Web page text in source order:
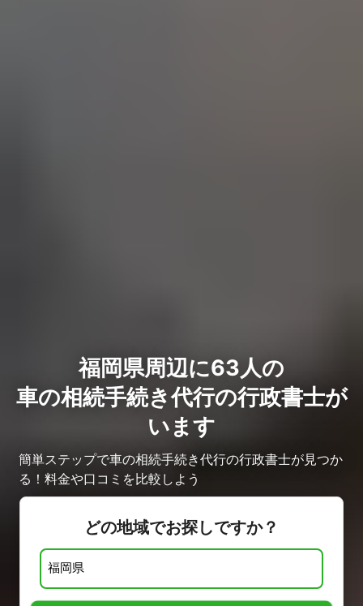
福岡県周辺に63人の
車の相続手続き代行の行政書士が
います
簡単ステップで車の相続手続き代行の行政書士が見つか
る！料金や口コミを比較しよう
どの地域でお探しですか？